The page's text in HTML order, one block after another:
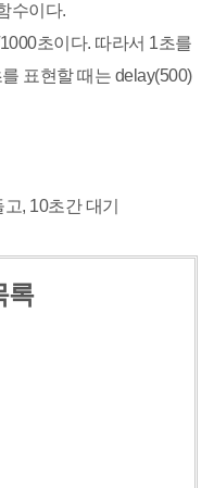
수이다.
초이다. 따라서 1초를
표현할 때는 delay(500)
, 10초간 대기
록